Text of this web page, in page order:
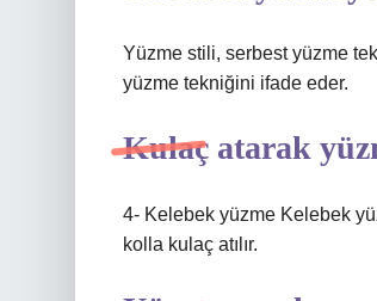
Yüzme stili, serbest yüzme
yüzme tekniğini ifade eder.
Kulaç atarak
4- Kelebek yüzme Kelebek
kolla kulaç atılır.